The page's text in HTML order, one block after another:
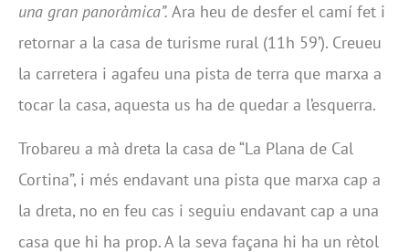
una gran panoràmica”. Ara heu de desfer el camí fet i
retornar a la casa de turisme rural (11h 59’). Creueu
la carretera i agafeu una pista de terra que marxa a
tocar la casa, aquesta us ha de quedar a l’esquerra.
Trobareu a mà dreta la casa de “La Plana de Cal
Cortina”, i més endavant una pista que marxa cap a
la dreta, no en feu cas i seguiu endavant cap a una
casa que hi ha prop. A la seva façana hi ha un rètol